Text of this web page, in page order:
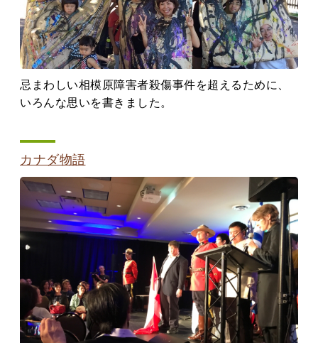
忌まわしい相模原障害者殺傷事件を超えるために、
いろんな思いを書きました。
カナダ物語